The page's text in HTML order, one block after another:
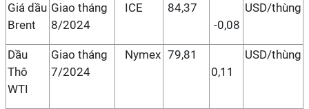
Giá dầu
Brent
Giao tháng
8/2024
ICE
84,37
-0,08
USD/thùng
Dầu
Thô
WTI
Giao tháng
7/2024
Nymex 79,81
0,11
USD/thùng